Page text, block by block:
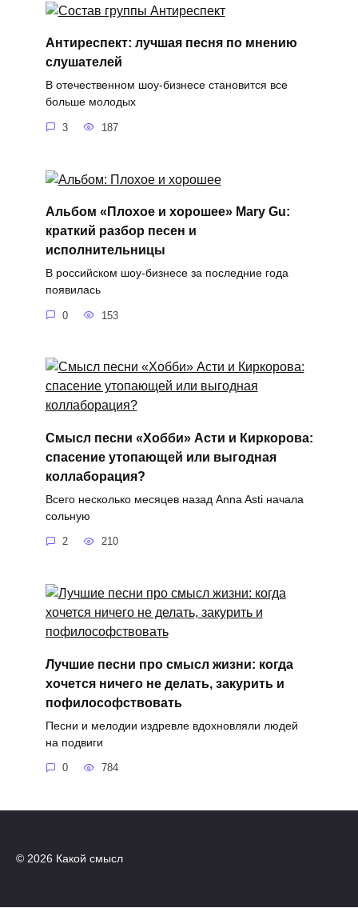
Антиреспект: лучшая песня по мнению
слушателей
В отечественном шоу-бизнесе становится все
больше молодых
3 187
Альбом «Плохое и хорошее» Mary Gu:
краткий разбор песен и
исполнительницы
В российском шоу-бизнесе за последние года
появилась
0 153
Смысл песни «Хобби» Асти и Киркорова:
спасение утопающей или выгодная
коллаборация?
Всего несколько месяцев назад Anna Asti начала
сольную
2 210
Лучшие песни про смысл жизни: когда
хочется ничего не делать, закурить и
пофилософствовать
Песни и мелодии издревле вдохновляли людей
на подвиги
0 784
© 2026 Какой смысл